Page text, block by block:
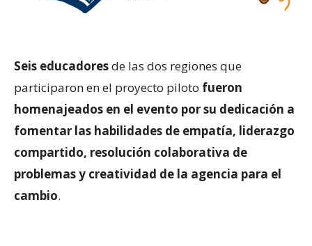
Seis educadoresde las dos regiones que
participaron en el proyecto piloto fueron
homenajeados en el evento por su dedicación a
fomentar las habilidades de empatía, liderazgo
compartido, resolución colaborativa de
problemas y creatividad de la agencia para el
cambio.